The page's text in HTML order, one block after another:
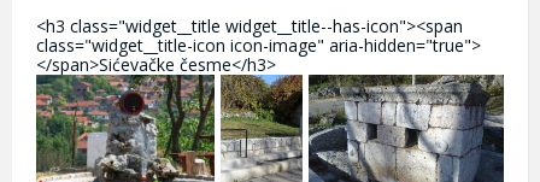
<h3 class="widget__title widget__title--has-icon"><span
class="widget__title-icon icon-image" aria-hidden="true">
</span>Sićevačke česme</h3>